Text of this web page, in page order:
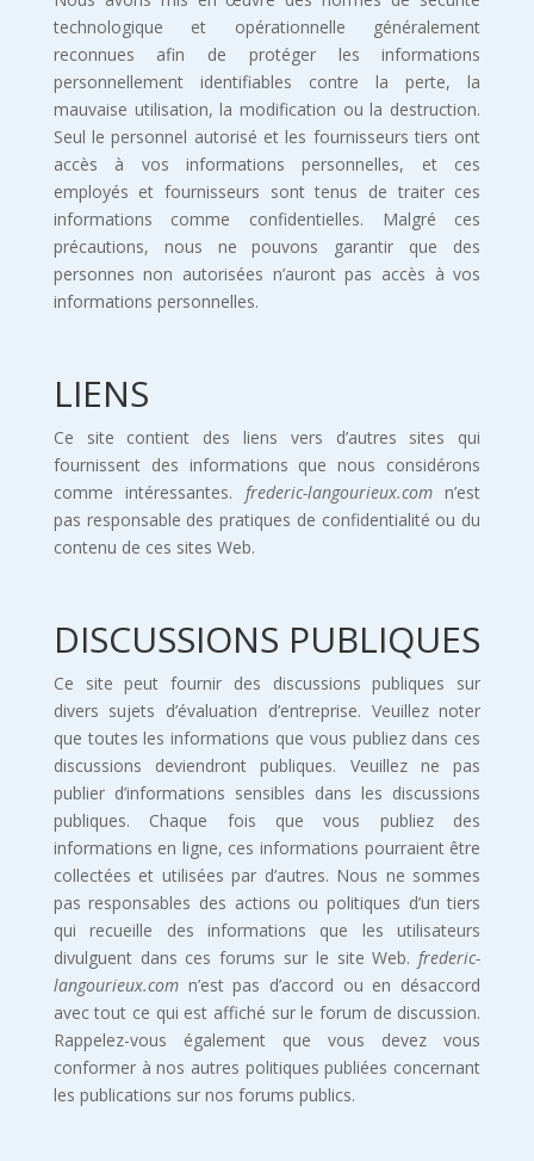
technologique et opérationnelle généralement
reconnues afin de protéger les informations
personnellement identifiables contre la perte, la
mauvaise utilisation, la modification ou la destruction.
Seul le personnel autorisé et les fournisseurs tiers ont
accès à vos informations personnelles, et ces
employés et fournisseurs sont tenus de traiter ces
informations comme confidentielles. Malgré ces
précautions, nous ne pouvons garantir que des
personnes non autorisées n’auront pas accès à vos
informations personnelles.
LIENS
Ce site contient des liens vers d’autres sites qui
fournissent des informations que nous considérons
comme intéressantes. frederic-langourieux.comn’est
pas responsable des pratiques de confidentialité ou du
contenu de ces sites Web.
DISCUSSIONS PUBLIQUES
Ce site peut fournir des discussions publiques sur
divers sujets d’évaluation d’entreprise. Veuillez noter
que toutes les informations que vous publiez dans ces
discussions deviendront publiques. Veuillez ne pas
publier d’informations sensibles dans les discussions
publiques. Chaque fois que vous publiez des
informations en ligne, ces informations pourraient être
collectées et utilisées par d’autres. Nous ne sommes
pas responsables des actions ou politiques d’un tiers
qui recueille des informations que les utilisateurs
divulguent dans ces forums sur le site Web.frederic-
langourieux.com n’est pas d’accord ou en désaccord
avec tout ce qui est affiché sur le forum de discussion.
Rappelez-vous également que vous devez vous
conformer à nos autres politiques publiées concernant
les publications sur nos forums publics.